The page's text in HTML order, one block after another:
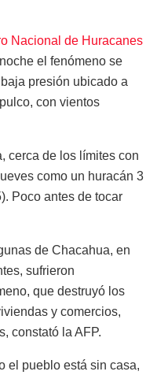
Nacional de Huracanes
el fenómeno se
presión ubicado a
con vientos
cerca de los límites con
como un huracán 3
Poco antes de tocar
de Chacahua, en
sufrieron
que destruyó los
y comercios,
constató la AFP.
el pueblo está sin casa,